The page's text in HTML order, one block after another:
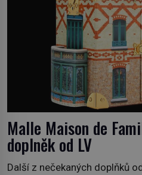
Malle Maison de
doplněk od LV
Další z nečekaných doplňků